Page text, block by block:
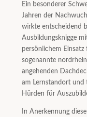
Ein besonderer
Jahren der
wirkte entscheidend
Ausbildungsknigge
persönlichem Einsatz
sogenannte
angehenden
am Lernstandort und
Hürden für
In Anerkennung